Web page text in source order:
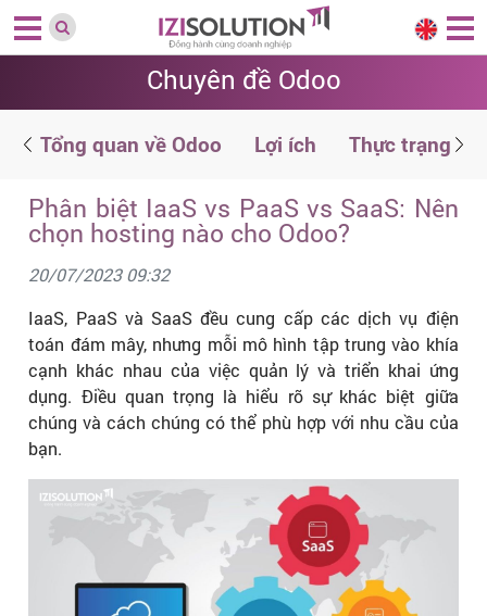
Chuyên đề Odoo
Tổng quan về Odoo Lợi ích Thực trạng
Phân biệt IaaS vs PaaS vs SaaS: Nên
chọn hosting nào cho Odoo?
20/07/2023 09:32
IaaS, PaaS và SaaS đều cung cấp các dịch vụ điện
toán đám mây, nhưng mỗi mô hình tập trung vào khía
cạnh khác nhau của việc quản lý và triển khai ứng
dụng. Điều quan trọng là hiểu rõ sự khác biệt giữa
chúng và cách chúng có thể phù hợp với nhu cầu của
bạn.